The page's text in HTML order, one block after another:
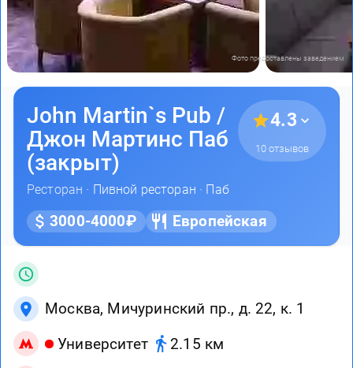
Фото предоставлены заведением
John Martin`s Pub /
Джон Мартинс Паб
(закрыт)
Ресторан · Пивной ресторан · Паб
4.3
10 отзывов
3000-4000₽ Европейская
Москва, Мичуринский пр., д. 22, к. 1
Университет
2.15 км